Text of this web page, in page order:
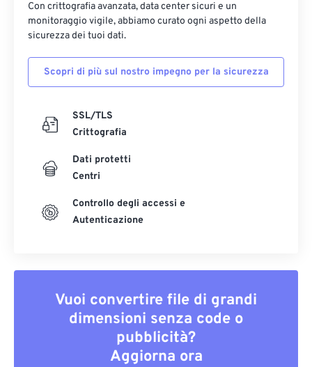
Con crittografia avanzata, data center sicuri e un
monitoraggio vigile, abbiamo curato ogni aspetto della
sicurezza dei tuoi dati.
Scopri di più sul nostro impegno per la sicurezza
SSL/TLS
Crittografia
Dati protetti
Centri
Controllo degli accessi e
Autenticazione
Vuoi convertire file di grandi
dimensioni senza code o
pubblicità?
Aggiorna ora